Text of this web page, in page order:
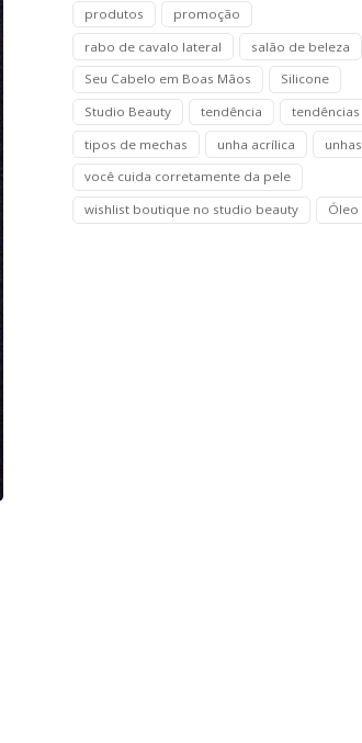
produtos
promoção
rabo de cavalo lateral
salão de beleza
Seu Cabelo em Boas Mãos
Silicone
Studio Beauty
tendência
tendências
tipos de mechas
unha acrílica
unhas
você cuida corretamente da pele
wishlist boutique no studio beauty
Óleo